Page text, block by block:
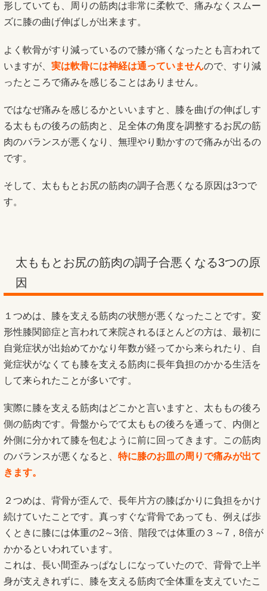
形していても、周りの筋肉は非常に柔軟で、痛みなくスムー
ズに膝の曲げ伸ばしが出来ます。
よく軟骨がすり減っているので膝が痛くなったとも言われて
いますが、 実は軟骨には神経は通っていませんので、すり減
ったところで痛みを感じることはありません。
ではなぜ痛みを感じるかといいますと、膝を曲げの伸ばしす
る太ももの後ろの筋肉と、足全体の角度を調整するお尻の筋
肉のバランスが悪くなり、無理やり動かすので痛みが出るの
です。
そして、太ももとお尻の筋肉の調子合悪くなる原因は3つで
す。
太ももとお尻の筋肉の調子合悪くなる3つの原
因
１つめは、膝を支える筋肉の状態が悪くなったことです。変
形性膝関節症と言われて来院されるほとんどの方は、最初に
自覚症状が出始めてかなり年数が経ってから来られたり、自
覚症状がなくても膝を支える筋肉に長年負担のかかる生活を
して来られたことが多いです。
実際に膝を支える筋肉はどこかと言いますと、太ももの後ろ
側の筋肉です。骨盤からでて太ももの後ろを通って、内側と
外側に分かれて膝を包むように前に回ってきます。この筋肉
のバランスが悪くなると、 特に膝のお皿の周りで痛みが出て
きます。
２つめは、背骨が歪んで、長年片方の膝ばかりに負担をかけ
続けていたことです。真っすぐな背骨であっても、例えば歩
くときに膝には体重の2～3倍、階段では体重の３～7，8倍が
かかるといわれています。
これは、長い間歪みっぱなしになっていたので、背骨で上半
身が支えきれずに、膝を支える筋肉で全体重を支えていたこ